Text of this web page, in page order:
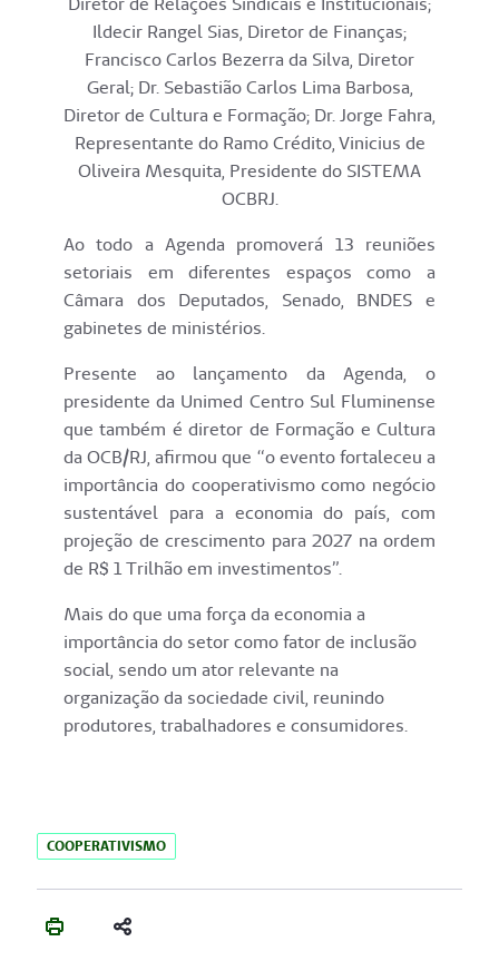
Ildecir Rangel Sias, Diretor de Finanças;
Francisco Carlos Bezerra da Silva, Diretor
Geral; Dr. Sebastião Carlos Lima Barbosa,
Diretor de Cultura e Formação; Dr. Jorge Fahra,
Representante do Ramo Crédito, Vinicius de
Oliveira Mesquita, Presidente do SISTEMA
OCBRJ.
Ao todo a Agenda promoverá 13 reuniões
setoriais em diferentes espaços como a
Câmara dos Deputados, Senado, BNDES e
gabinetes de ministérios.
Presente ao lançamento da Agenda, o
presidente da Unimed Centro Sul Fluminense
que também é diretor de Formação e Cultura
da OCB/RJ, afirmou que “o evento fortaleceu a
importância do cooperativismo como negócio
sustentável para a economia do país, com
projeção de crescimento para 2027 na ordem
de R$ 1 Trilhão em investimentos”.
Mais do que uma força da economia a
importância do setor como fator de inclusão
social, sendo um ator relevante na
organização da sociedade civil, reunindo
produtores, trabalhadores e consumidores.
COOPERATIVISMO